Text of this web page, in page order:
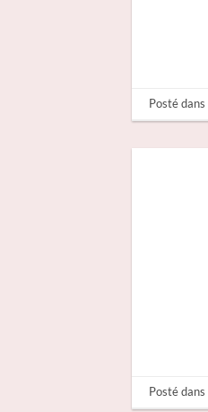
Posté dans
Posté dans